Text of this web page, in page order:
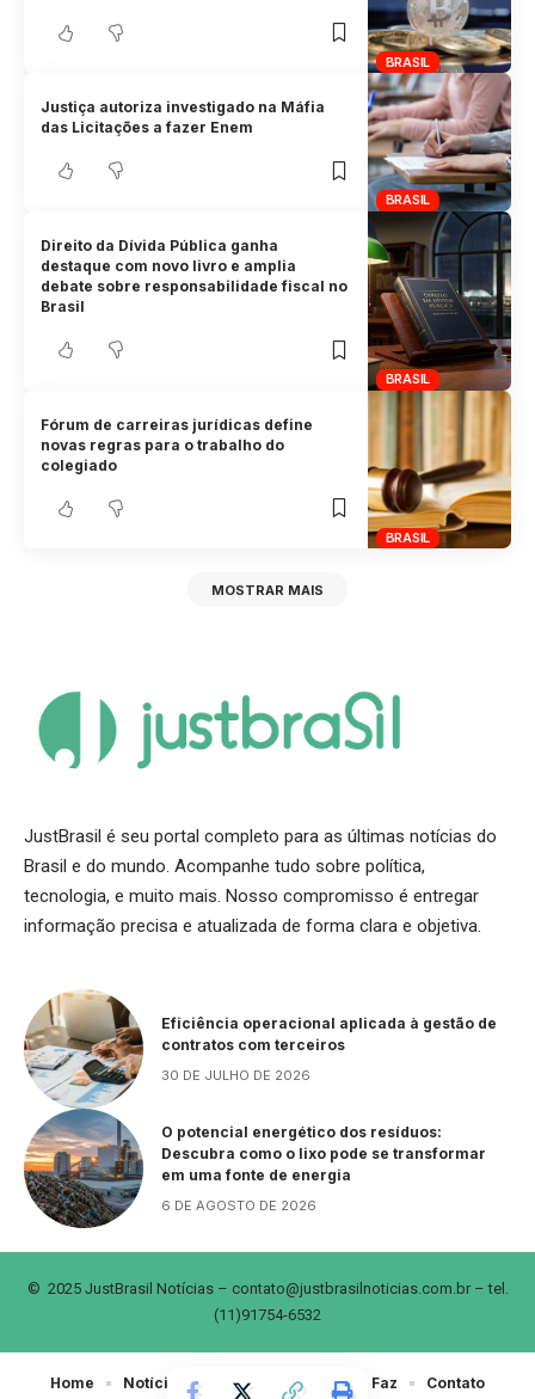
BRASIL
BRASIL
Justiça autoriza investigado na Máfia
das Licitações a fazer Enem
BRASIL
Direito da Dívida Pública ganha
destaque com novo livro e amplia
debate sobre responsabilidade fiscal no
Brasil
BRASIL
Fórum de carreiras jurídicas define
novas regras para o trabalho do
colegiado
MOSTRAR MAIS
JustBrasil é seu portal completo para as últimas notícias do
Brasil e do mundo. Acompanhe tudo sobre política,
tecnologia, e muito mais. Nosso compromisso é entregar
informação precisa e atualizada de forma clara e objetiva.
Eficiência operacional aplicada à gestão de
contratos com terceiros
30 DE JULHO DE 2026
O potencial energético dos resíduos:
Descubra como o lixo pode se transformar
em uma fonte de energia
6 DE AGOSTO DE 2026
© 2025 JustBrasil Notícias – contato@justbrasilnoticias.com.br– tel.
(11)91754-6532
Home Notícias Sobre Nós Quem Faz Contato